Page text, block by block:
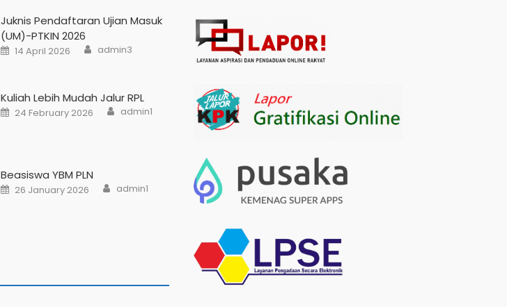
Juknis Pendaftaran Ujian Masuk
(UM)-PTKIN 2026
14 April 2026 admin3
Kuliah Lebih Mudah Jalur RPL
24 February 2026 admin1
Beasiswa YBM PLN
26 January 2026 admin1